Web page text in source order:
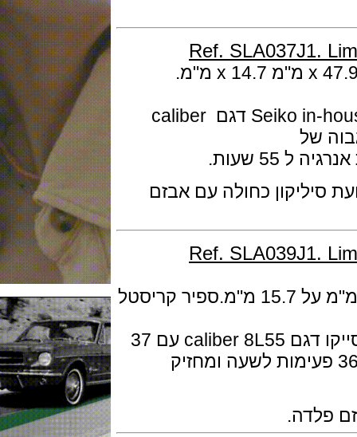
Ref.
המנגנון מכני אוטומטי ביצור עצמי Seiko in-house דגם caliber
כחולה עם אבזם
Ref.
זמין בפלדה בגודל 44.8 מ"מ x 51.4 מ"מ על 15.7 מ"מ.ספיר קריסטל
מנגנון מכני אוטומטי ביצור עצמי של סייקו דגם caliber 8L55 עם 37
פועם בתדר גבוה של 36,000 פעימות לשעה ומחזיק